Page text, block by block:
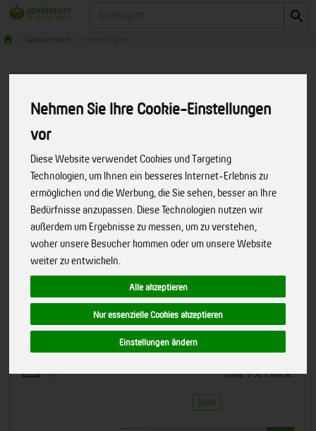
Nehmen Sie Ihre Cookie-Einstellungen
vor
Diese Website verwendet Cookies und Targeting
Technologien, um Ihnen ein besseres Internet-Erlebnis zu
ermöglichen und die Werbung, die Sie sehen, besser an Ihre
Bedürfnisse anzupassen. Diese Technologien nutzen wir
außerdem um Ergebnisse zu messen, um zu verstehen,
woher unsere Besucher kommen oder um unsere Website
weiter zu entwickeln.
Alle akzeptieren
Nur essenzielle Cookies akzeptieren
Einstellungen ändern
Gemüse frisch
Salbei Bund
Gärtnerei Kiebitz, Sehnde
Bioland
2,59 € * / Bund
(2,59 € / Bund)
inkl. 7% MwSt.
Bund